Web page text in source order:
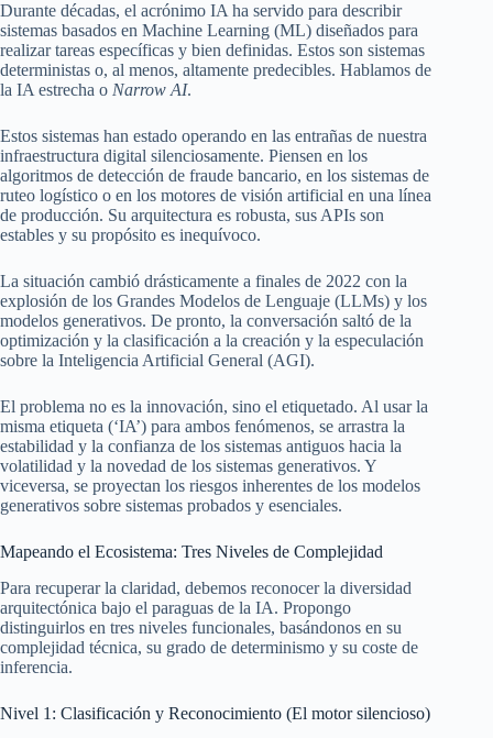
Durante décadas, el acrónimo IA ha servido para describir
sistemas basados en Machine Learning (ML) diseñados para
realizar tareas específicas y bien definidas. Estos son sistemas
deterministas o, al menos, altamente predecibles. Hablamos de
la IA estrecha o Narrow AI.
Estos sistemas han estado operando en las entrañas de nuestra
infraestructura digital silenciosamente. Piensen en los
algoritmos de detección de fraude bancario, en los sistemas de
ruteo logístico o en los motores de visión artificial en una línea
de producción. Su arquitectura es robusta, sus APIs son
estables y su propósito es inequívoco.
La situación cambió drásticamente a finales de 2022 con la
explosión de los Grandes Modelos de Lenguaje (LLMs) y los
modelos generativos. De pronto, la conversación saltó de la
optimización y la clasificación a la creación y la especulación
sobre la Inteligencia Artificial General (AGI).
El problema no es la innovación, sino el etiquetado. Al usar la
misma etiqueta (‘IA’) para ambos fenómenos, se arrastra la
estabilidad y la confianza de los sistemas antiguos hacia la
volatilidad y la novedad de los sistemas generativos. Y
viceversa, se proyectan los riesgos inherentes de los modelos
generativos sobre sistemas probados y esenciales.
Mapeando el Ecosistema: Tres Niveles de Complejidad
Para recuperar la claridad, debemos reconocer la diversidad
arquitectónica bajo el paraguas de la IA. Propongo
distinguirlos en tres niveles funcionales, basándonos en su
complejidad técnica, su grado de determinismo y su coste de
inferencia.
Nivel 1: Clasificación y Reconocimiento (El motor silencioso)